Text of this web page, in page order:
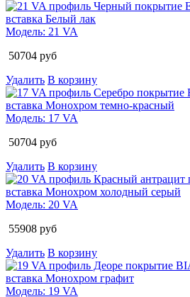
Модель: 21 VA
50704 руб
Удалить В корзину
Модель: 17 VA
50704 руб
Удалить В корзину
Модель: 20 VA
55908 руб
Удалить В корзину
Модель: 19 VA